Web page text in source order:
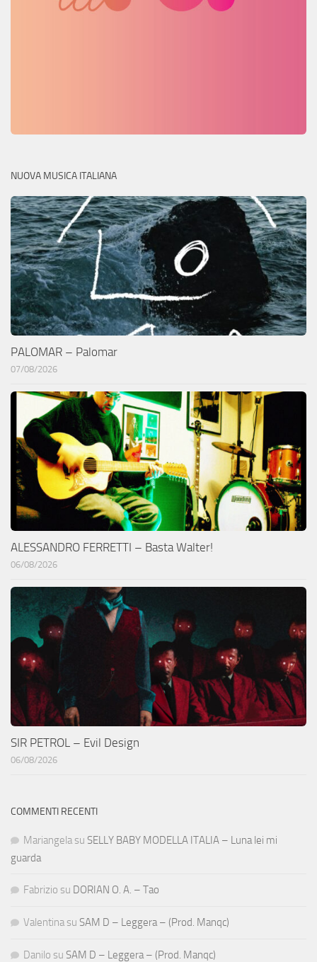
NUOVA MUSICA ITALIANA
PALOMAR – Palomar
07/08/2026
ALESSANDRO FERRETTI – Basta Walter!
06/08/2026
SIR PETROL – Evil Design
06/08/2026
COMMENTI RECENTI
Mariangela su SELLY BABY MODELLA ITALIA – Luna lei mi
guarda
Fabrizio su DORIAN O. A. – Tao
Valentina su SAM D – Leggera – (Prod. Manqc)
Danilo su SAM D – Leggera – (Prod. Manqc)